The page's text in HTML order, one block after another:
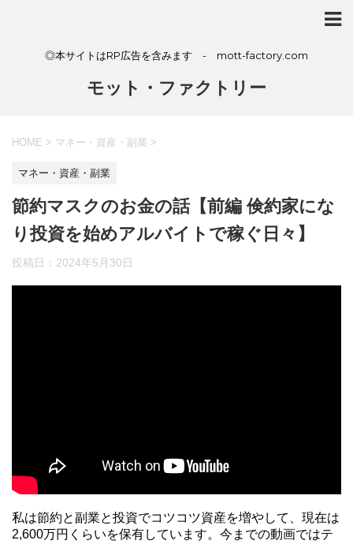
◎本サイトはRP広告を含みます - mott-factory.com
モット・ファクトリー
HOME > マネー・資産・副業 >
マネー・資産・副業
節約マスクのお金の話【前編 倹約家にな
り投資を始めアルバイトで稼ぐ日々】
投稿日： 2024年5月30日
私は節約と副業と投資でコツコツ資産を増やして、現在は
2,600万円くらいを保有しています。今までの動画ではテ